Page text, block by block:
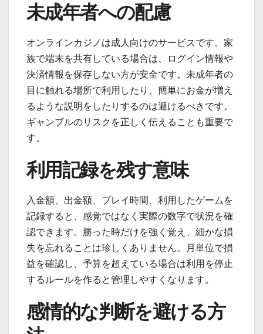
未成年者への配慮
オンラインカジノは成人向けのサービスです。家
族で端末を共有している場合は、ログイン情報や
決済情報を保存しない方が安全です。未成年者の
目に触れる場所で利用したり、簡単にお金が増え
るような説明をしたりするのは避けるべきです。
ギャンブルのリスクを正しく伝えることも重要で
す。
利用記録を残す意味
入金額、出金額、プレイ時間、利用したゲームを
記録すると、感覚ではなく実際の数字で状況を確
認できます。勝った時だけを強く覚え、細かな損
失を忘れることは珍しくありません。月単位で損
益を確認し、予算を超えている場合は利用を停止
するルールを作ると管理しやすくなります。
感情的な判断を避ける方